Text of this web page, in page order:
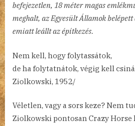
befejezetlen, 18 méter magas
meghalt, az Egyesült Államok
emiatt leállt az építkezés.
Nem kell, hogy folytassátok,
de ha folytatnátok, végig kell
Ziolkowski, 1952/
Véletlen, vagy a sors keze? Nem
Ziolkowski pontosan Crazy Horse